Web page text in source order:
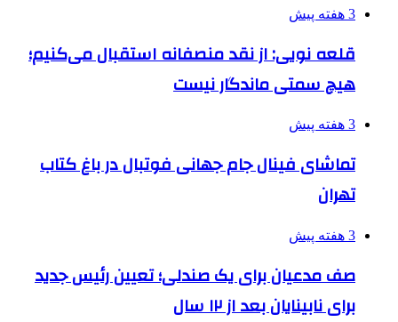
3 هفته پیش
قلعه نویی: از نقد منصفانه استقبال می‌کنیم؛
هیچ سمتی ماندگار نیست
3 هفته پیش
تماشای فینال جام جهانی فوتبال در باغ کتاب
تهران
3 هفته پیش
صف مدعیان برای یک صندلی؛ تعیین رئیس جدید
برای نابینایان بعد از ۱۲ سال